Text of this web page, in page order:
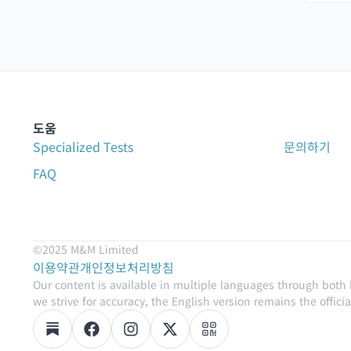
도움
Specialized Tests
문의하기
FAQ
©2025 M&M Limited
이용약관개인정보처리방침
Our content is available in multiple languages through
we strive for accuracy, the English version remains the